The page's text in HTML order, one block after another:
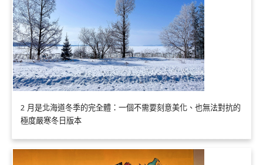
2 月是北海道冬季的完全體：一個不需要刻意美化、也無法對抗的
極度嚴寒冬日版本